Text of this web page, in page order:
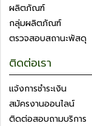
ผลิตภัณฑ์
กลุ่มผลิตภัณฑ์
ตรวจสอบสถานะพัสดุ
ติดต่อเรา
แจ้งการชำระเงิน
สมัครงานออนไลน์
ติดต่อสอบถามบริการ